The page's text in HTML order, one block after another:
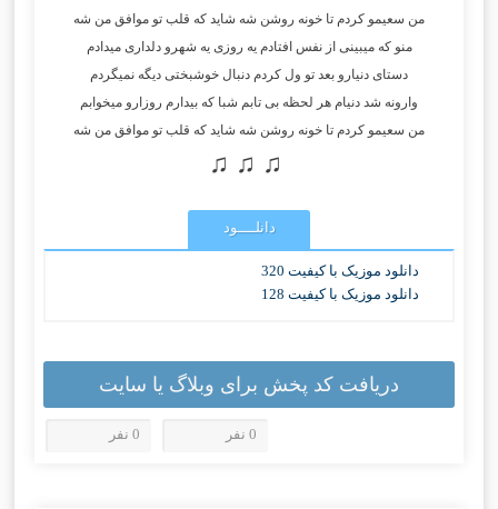
من سعیمو کردم تا خونه روشن شه شاید که قلب تو موافق من شه
منو که میبینی از نفس افتادم یه روزی یه شهرو دلداری میدادم
دستای دنیارو بعد تو ول کردم دنبال خوشبختی دیگه نمیگردم
وارونه شد دنیام هر لحظه بی تابم شبا که بیدارم روزارو میخوابم
من سعیمو کردم تا خونه روشن شه شاید که قلب تو موافق من شه
♫ ♫ ♫
دانلــــود
دانلود موزیک با کیفیت 320
دانلود موزیک با کیفیت 128
دریافت کد پخش برای وبلاگ یا سایت
0 نفر 0 نفر